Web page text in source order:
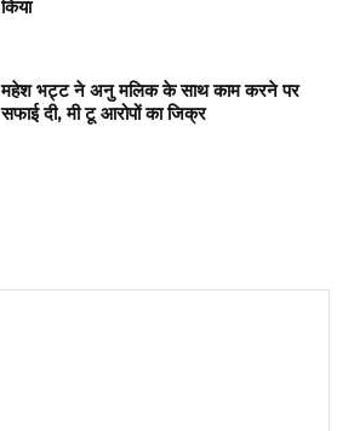
किया
महेश भट्ट ने अनु मलिक के साथ काम करने पर
सफाई दी, मी टू आरोपों का जिक्र